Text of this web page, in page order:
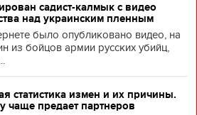
садист-калмык с видео
над украинским пленным
было опубликовано видео, на
из бойцов армии русских убийц,
статистика измен и их причины.
чаще предает партнеров